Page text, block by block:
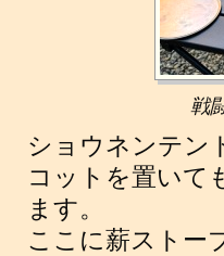
戦
ショウネンテン
コットを置いて
ます。
ここに薪ストー